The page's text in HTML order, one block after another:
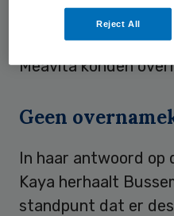
klagende partijen is
andere aanbieders
Meavita konden
Geen
In haar antwoord op
Kaya herhaalt
standpunt dat er
Reject All